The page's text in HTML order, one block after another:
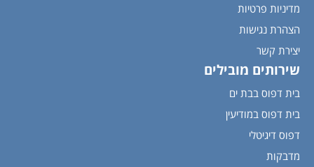
מדיניות פרטיות
הצהרת נגישות
יצירת קשר
שירותים מובילים
בית דפוס בבת ים
בית דפוס במודיעין
דפוס דיגיטלי
מדבקות